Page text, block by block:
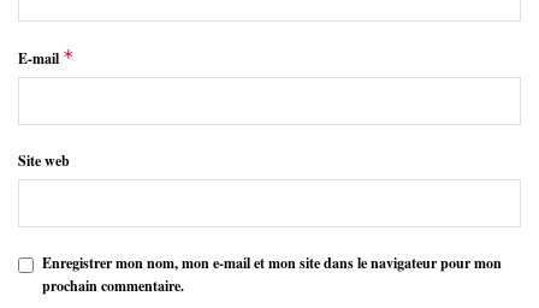
E-mail *
Site web
Enregistrer mon nom, mon e-mail et mon site dans le navigateur pour mon
prochain commentaire.